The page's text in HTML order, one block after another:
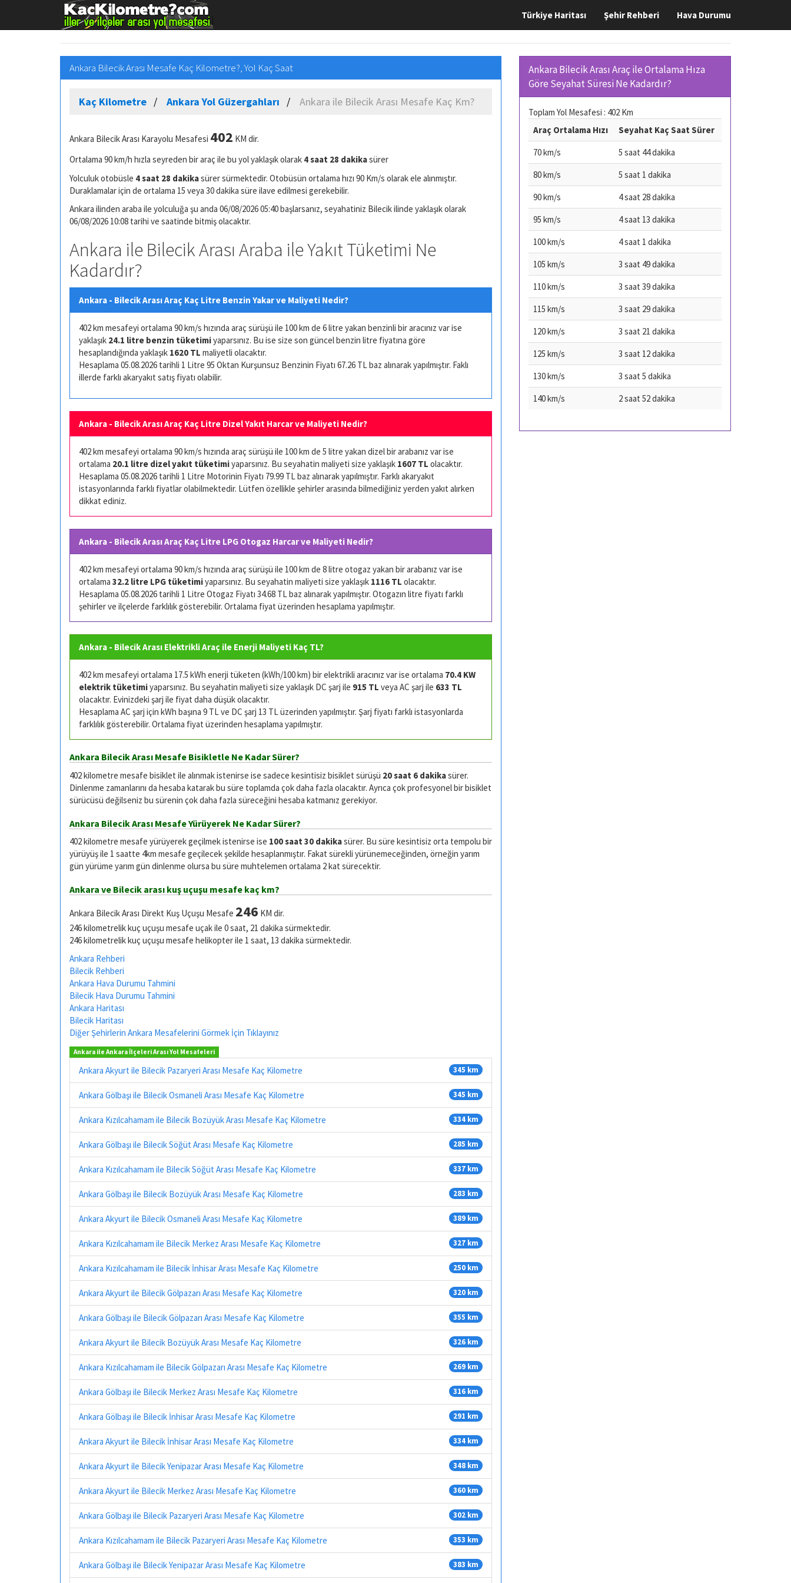
Türkiye Haritası Şehir Rehberi Hava Durumu
Ankara Bilecik Arası Mesafe Kaç Kilometre?, Yol Kaç Saat
Kaç Kilometre Ankara Yol Güzergahları Ankara ile Bilecik Arası Mesafe Kaç Km?
Ankara Bilecik Arası Karayolu Mesafesi 402 KM dir.
Ortalama 90 km/h hızla seyreden bir araç ile bu yol yaklaşık olarak 4 saat 28 dakikasürer
Yolculuk otobüsle 4 saat 28 dakikasürer sürmektedir. Otobüsün ortalama hızı 90 Km/s olarak ele alınmıştır.
Duraklamalar için de ortalama 15 veya 30 dakika süre ilave edilmesi gerekebilir.
Ankara ilinden araba ile yolculuğa şu anda 06/08/2026 05:40 başlarsanız, seyahatiniz Bilecik ilinde yaklaşık olarak
06/08/2026 10:08 tarihi ve saatinde bitmiş olacaktır.
Ankara ile Bilecik Arası Araba ile Yakıt Tüketimi Ne
Kadardır?
Ankara - Bilecik Arası Araç Kaç Litre Benzin Yakar ve Maliyeti Nedir?
402 km mesafeyi ortalama 90 km/s hızında araç sürüşü ile 100 km de 6 litre yakan benzinli bir aracınız var ise
yaklaşık 24.1 litre benzin tüketimiyaparsınız. Bu ise size son güncel benzin litre fiyatına göre
hesaplandığında yaklaşık 1620 TL maliyetli olacaktır.
Hesaplama 05.08.2026 tarihli 1 Litre 95 Oktan Kurşunsuz Benzinin Fiyatı 67.26 TL baz alınarak yapılmıştır. Faklı
illerde farklı akaryakıt satış fiyatı olabilir.
Ankara - Bilecik Arası Araç Kaç Litre Dizel Yakıt Harcar ve Maliyeti Nedir?
402 km mesafeyi ortalama 90 km/s hızında araç sürüşü ile 100 km de 5 litre yakan dizel bir arabanız var ise
ortalama 20.1 litre dizel yakıt tüketimiyaparsınız. Bu seyahatin maliyeti size yaklaşık 1607 TL olacaktır.
Hesaplama 05.08.2026 tarihli 1 Litre Motorinin Fiyatı 79.99 TL baz alınarak yapılmıştır. Farklı akaryakıt
istasyonlarında farklı fiyatlar olabilmektedir. Lütfen özellikle şehirler arasında bilmediğiniz yerden yakıt alırken
dikkat ediniz.
Ankara - Bilecik Arası Araç Kaç Litre LPG Otogaz Harcar ve Maliyeti Nedir?
402 km mesafeyi ortalama 90 km/s hızında araç sürüşü ile 100 km de 8 litre otogaz yakan bir arabanız var ise
ortalama 32.2 litre LPG tüketimiyaparsınız. Bu seyahatin maliyeti size yaklaşık 1116 TL olacaktır.
Hesaplama 05.08.2026 tarihli 1 Litre Otogaz Fiyatı 34.68 TL baz alınarak yapılmıştır. Otogazın litre fiyatı farklı
şehirler ve ilçelerde farklılık gösterebilir. Ortalama fiyat üzerinden hesaplama yapılmıştır.
Ankara - Bilecik Arası Elektrikli Araç ile Enerji Maliyeti Kaç TL?
402 km mesafeyi ortalama 17.5 kWh enerji tüketen (kWh/100 km) bir elektrikli aracınız var ise ortalama 70.4 KW
elektrik tüketimiyaparsınız. Bu seyahatin maliyeti size yaklaşık DC şarj ile 915 TL veya AC şarj ile 633 TL
olacaktır. Evinizdeki şarj ile fiyat daha düşük olacaktır.
Hesaplama AC şarj için kWh başına 9 TL ve DC şarj 13 TL üzerinden yapılmıştır. Şarj fiyatı farklı istasyonlarda
farklılık gösterebilir. Ortalama fiyat üzerinden hesaplama yapılmıştır.
Ankara Bilecik Arası Mesafe Bisikletle Ne Kadar Sürer?
402 kilometre mesafe bisiklet ile alınmak istenirse ise sadece kesintisiz bisiklet sürüşü 20 saat 6 dakikasürer.
Dinlenme zamanlarını da hesaba katarak bu süre toplamda çok daha fazla olacaktır. Ayrıca çok profesyonel bir bisiklet
sürücüsü değilseniz bu sürenin çok daha fazla süreceğini hesaba katmanız gerekiyor.
Ankara Bilecik Arası Mesafe Yürüyerek Ne Kadar Sürer?
402 kilometre mesafe yürüyerek geçilmek istenirse ise 100 saat 30 dakikasürer. Bu süre kesintisiz orta tempolu bir
yürüyüş ile 1 saatte 4km mesafe geçilecek şekilde hesaplanmıştır. Fakat sürekli yürünemeceğinden, örneğin yarım
gün yürüme yarım gün dinlenme olursa bu süre muhtelemen ortalama 2 kat sürecektir.
Ankara ve Bilecik arası kuş uçuşu mesafe kaç km?
Ankara Bilecik Arası Direkt Kuş Uçuşu Mesafe 246 KM dir.
246 kilometrelik kuç uçuşu mesafe uçak ile 0 saat, 21 dakika sürmektedir.
246 kilometrelik kuç uçuşu mesafe helikopter ile 1 saat, 13 dakika sürmektedir.
Ankara Rehberi
Bilecik Rehberi
Ankara Hava Durumu Tahmini
Bilecik Hava Durumu Tahmini
Ankara Haritası
Bilecik Haritası
Diğer Şehirlerin Ankara Mesafelerini Görmek İçin Tıklayınız
Ankara ile Ankara İlçeleri Arası Yol Mesafeleri
Ankara Akyurt ile Bilecik Pazaryeri Arası Mesafe Kaç Kilometre 345 km
Ankara Gölbaşı ile Bilecik Osmaneli Arası Mesafe Kaç Kilometre 345 km
Ankara Kızılcahamam ile Bilecik Bozüyük Arası Mesafe Kaç Kilometre 334 km
Ankara Gölbaşı ile Bilecik Söğüt Arası Mesafe Kaç Kilometre 285 km
Ankara Kızılcahamam ile Bilecik Söğüt Arası Mesafe Kaç Kilometre 337 km
Ankara Gölbaşı ile Bilecik Bozüyük Arası Mesafe Kaç Kilometre 283 km
Ankara Akyurt ile Bilecik Osmaneli Arası Mesafe Kaç Kilometre 389 km
Ankara Kızılcahamam ile Bilecik Merkez Arası Mesafe Kaç Kilometre 327 km
Ankara Kızılcahamam ile Bilecik İnhisar Arası Mesafe Kaç Kilometre 250 km
Ankara Akyurt ile Bilecik Gölpazarı Arası Mesafe Kaç Kilometre 320 km
Ankara Gölbaşı ile Bilecik Gölpazarı Arası Mesafe Kaç Kilometre 355 km
Ankara Akyurt ile Bilecik Bozüyük Arası Mesafe Kaç Kilometre 326 km
Ankara Kızılcahamam ile Bilecik Gölpazarı Arası Mesafe Kaç Kilometre 269 km
Ankara Gölbaşı ile Bilecik Merkez Arası Mesafe Kaç Kilometre 316 km
Ankara Gölbaşı ile Bilecik İnhisar Arası Mesafe Kaç Kilometre 291 km
Ankara Akyurt ile Bilecik İnhisar Arası Mesafe Kaç Kilometre 334 km
Ankara Akyurt ile Bilecik Yenipazar Arası Mesafe Kaç Kilometre 348 km
Ankara Akyurt ile Bilecik Merkez Arası Mesafe Kaç Kilometre 360 km
Ankara Gölbaşı ile Bilecik Pazaryeri Arası Mesafe Kaç Kilometre 302 km
Ankara Kızılcahamam ile Bilecik Pazaryeri Arası Mesafe Kaç Kilometre 353 km
Ankara Gölbaşı ile Bilecik Yenipazar Arası Mesafe Kaç Kilometre 383 km
Ankara Bilecik Arası Araç ile Ortalama Hıza
Göre Seyahat Süresi Ne Kadardır?
Toplam Yol Mesafesi : 402 Km
Araç Ortalama Hızı
Seyahat Kaç Saat Sürer
70 km/s
5 saat 44 dakika
80 km/s
5 saat 1 dakika
90 km/s
4 saat 28 dakika
95 km/s
4 saat 13 dakika
100 km/s
4 saat 1 dakika
105 km/s
3 saat 49 dakika
110 km/s
3 saat 39 dakika
115 km/s
3 saat 29 dakika
120 km/s
3 saat 21 dakika
125 km/s
3 saat 12 dakika
130 km/s
3 saat 5 dakika
140 km/s
2 saat 52 dakika